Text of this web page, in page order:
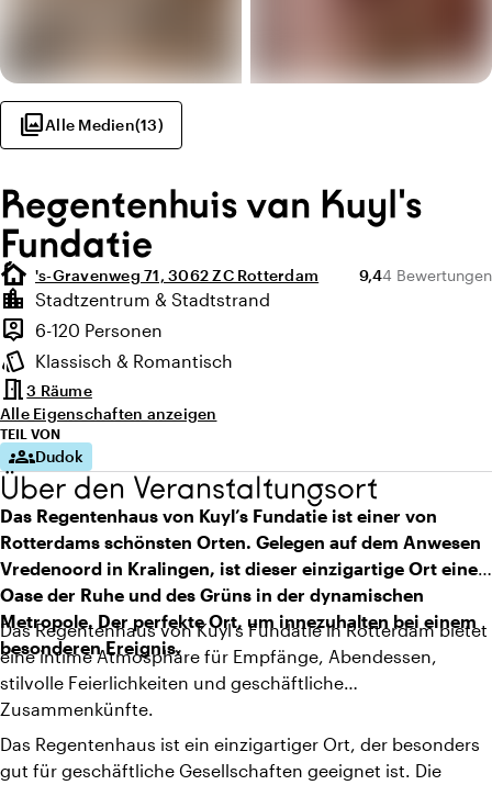
photo_libraryAlle Medien(13)
Regentenhuis van Kuyl's
Fundatie
cottage 's-Gravenweg 71, 3062 ZC Rotterdam 9,4Anzahl der
4 Bewertungen
Highlights
location_city
Lage und Umgebung
Stadtzentrum & Stadtstrand
person_pin
Kapazität
6-120 Personen
style
Ambiente
Klassisch & Romantisch
meeting_room3 Räume
Alle Eigenschaften anzeigen
TEIL VON
groupsDudok
Über den Veranstaltungsort
Das Regentenhaus von Kuyl’s Fundatie ist einer von
Rotterdams schönsten Orten. Gelegen auf dem Anwesen
Vredenoord in Kralingen, ist dieser einzigartige Ort eine
Oase der Ruhe und des Grüns in der dynamischen
Metropole. Der perfekte Ort, um innezuhalten bei einem
besonderen Ereignis.
Das Regentenhaus von Kuyl's Fundatie in Rotterdam bietet
eine intime Atmosphäre für Empfänge, Abendessen,
stilvolle Feierlichkeiten und geschäftliche
Zusammenkünfte.
Das Regentenhaus ist ein einzigartiger Ort, der besonders
gut für geschäftliche Gesellschaften geeignet ist. Die